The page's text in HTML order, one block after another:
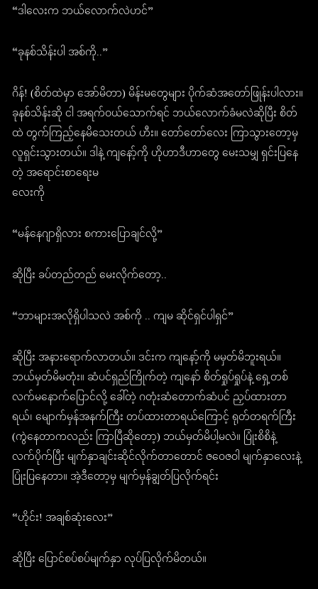
“ဒါလေးက ဘယ်လောက်လဲဟင်”
“ခုနစ်သိန်းပါ အစ်ကို..”
ဂိန်! (စိတ်ထဲမှာ အော်မိတာ) မိန်းမတွေများ ပိုက်ဆံအတော်ဖြုန်းပါလား။
ခုနစ်သိန်းဆို ငါ အရက်ဝယ်သောက်ရင် ဘယ်လောက်ခံမလဲဆိုပြီး စိတ်
ထဲ တွက်ကြည့်နေမိသေးတယ် ဟီး။ တော်တော်လေး ကြာသွားတော့မှ
လူရှင်းသွားတယ်။ ဒါနဲ့ ကျနော့်ကို ဟိုဟာဒီဟာတွေ မေးသမျှ ရှင်းပြနေ
တဲ့ အရောင်းစာရေးမ
လေးကို
“မန်နေဂျာရှိလား စကားပြောချင်လို့”
ဆိုပြီး ခပ်တည်တည် မေးလိုက်တော့..
“ဘာများအလိုရှိပါသလဲ အစ်ကို .. ကျမ ဆိုင်ရှင်ပါရှင်”
ဆိုပြီး အနားရောက်လာတယ်။ ဒင်းက ကျနော့်ကို မမှတ်မိဘူးရယ်။
ဘယ်မှတ်မိမတုံး။ ဆံပင်ရှည်ကြိုက်တဲ့ ကျနော် စိတ်ရှုပ်ရှုပ်နဲ့ ရှေ့တစ်
လက်မနောက်ပြောင်လို့ ခေါ်တဲ့ ဂတုံးဆံတောက်ဆံပင် ညှပ်ထားတာ
ရယ်၊ မျောက်မှန်အနက်ကြီး တပ်ထားတာရယ်ကြောင့် ရုတ်တရက်ကြီး
(ကွဲနေတာကလည်း ကြာပြီဆိုတော့) ဘယ်မှတ်မိပါ့မလဲ။ ပြုံးစိစိနဲ့
လက်ပိုက်ပြီး မျက်နှာချင်းဆိုင်လိုက်တာတောင် ဇဝေဇဝါ မျက်နှာလေးနဲ့
ပြုံးပြနေတာ။ အဲ့ဒီတော့မှ မျက်မှန်ချွတ်ပြလိုက်ရင်း
“ဟိုင်း! အချစ်ဆုံးလေး”
ဆိုပြီး ပြောင်စပ်စပ်မျက်နှာ လုပ်ပြလိုက်မိတယ်။